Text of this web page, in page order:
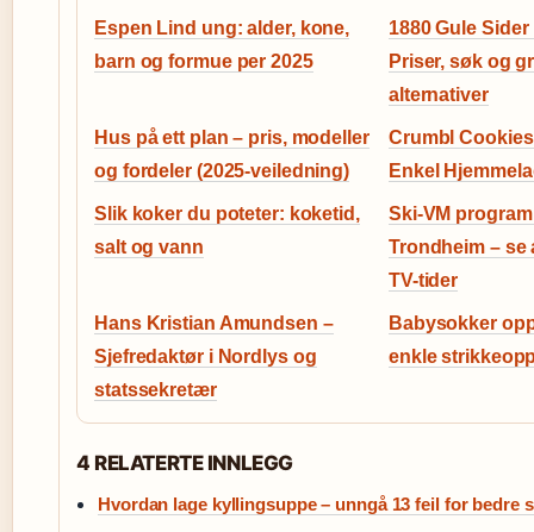
Espen Lind ung: alder, kone,
barn og formue per 2025
1880 Gule
Priser, søk og
alternativer
Hus på ett plan – pris, modeller
og fordeler (2025-veiledning)
Crumbl
Enkel
Slik koker du poteter: koketid,
salt og vann
Ski-VM
Trondheim – se
TV-tider
Hans Kristian Amundsen –
Sjefredaktør i Nordlys og
statssekretær
Babysokker
enkle
4 RELATERTE INNLEGG
Hvordan lage kyllingsuppe – unngå 13 feil for bedre